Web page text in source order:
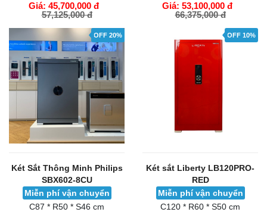
Giá: 45,700,000 đ
57,125,000 đ
GIỎ HÀNG
Giá: 53,100,000 đ
66,375,000 đ
GIỎ HÀNG
OFF 20%
Két Sắt Thông Minh Philips
SBX602-8CU
Miễn phí vận chuyển
C87 * R50 * S46 cm
OFF 10%
Két sắt Liberty LB120PRO-
RED
Miễn phí vận chuyển
C120 * R60 * S50 cm